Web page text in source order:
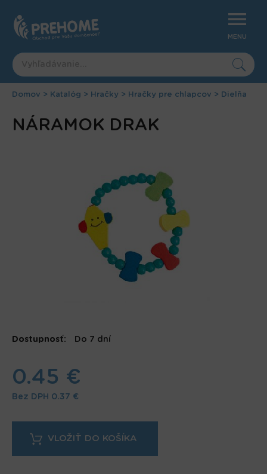
navigation
MENU
sa
Domov > Katalóg > Hračky > Hračky pre chlapcov > Dielňa
to
NÁRAMOK DRAK
Dostupnosť: Do 7 dní
0.45 €
Bez DPH 0.37 €